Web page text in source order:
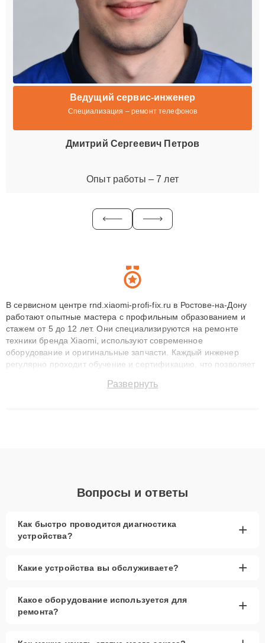
Ведущий сервис-инженер
Специализация – ремонт телефонов
Дмитрий Сергеевич Петров
Опыт работы – 7 лет
В сервисном центре rnd.xiaomi-profi-fix.ru в Ростове-на-Дону
работают опытные мастера с профильным образованием и
стажем от 5 до 12 лет. Они специализируются на ремонте
техники бренда Xiaomi, используют современное
оборудование и оригинальные запчасти. Каждый инженер
регулярно проходит обучение и сертификацию, что позволяет
технику с сохранением гарантии до 3 лет. Наши мастера
Развернуть
Вопросы и ответы
Как быстро проводится диагностика
устройства?
+
Какие устройства вы обслуживаете? +
Какое оборудование используется для
ремонта?
+